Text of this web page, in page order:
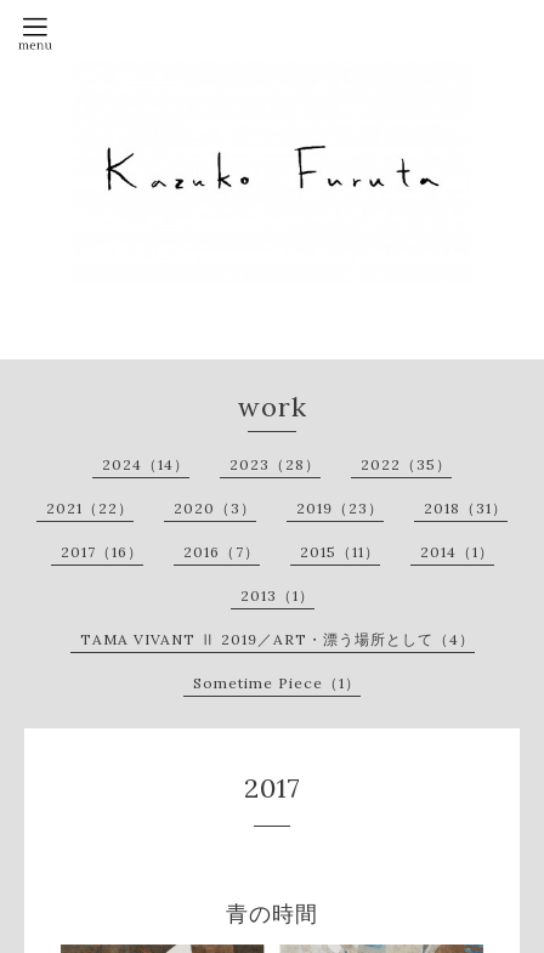
work
2024（14） 2023（28） 2022（35）
2021（22） 2020（3） 2019（23） 2018（31）
2017（16） 2016（7） 2015（11） 2014（1）
2013（1）
TAMA VIVANT Ⅱ 2019／ART・漂う場所として（4）
Sometime Piece（1）
2017
青の時間